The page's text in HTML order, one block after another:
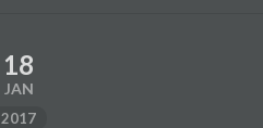
18
JAN
2017